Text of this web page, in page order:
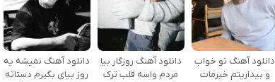
دانلود آهنگ تو خواب
و بیداریتم خیرمات
دانلود آهنگ روزگار بیا
مردم واسه قلب ترک
دانلود آهنگ نمیشه یه
روز بیای بگیرم دستاته